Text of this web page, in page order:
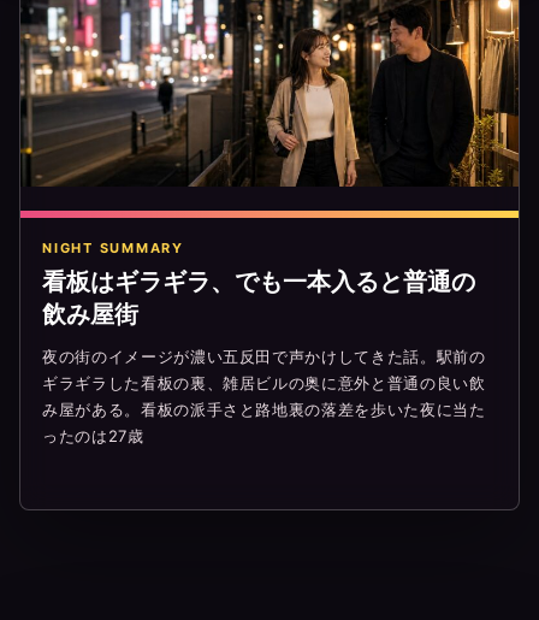
NIGHT SUMMARY
看板はギラギラ、でも一本入ると普通の
飲み屋街
夜の街のイメージが濃い五反田で声かけしてきた話。駅前の
ギラギラした看板の裏、雑居ビルの奥に意外と普通の良い飲
み屋がある。看板の派手さと路地裏の落差を歩いた夜に当た
ったのは27歳